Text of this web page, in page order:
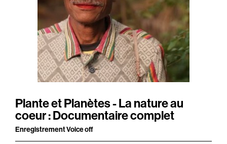
Live Room
Gears & Instruments
Music
Recording
Mixing
Plante et Planètes - La nature au
coeur : Documentaire complet
Enregistrement Voice off